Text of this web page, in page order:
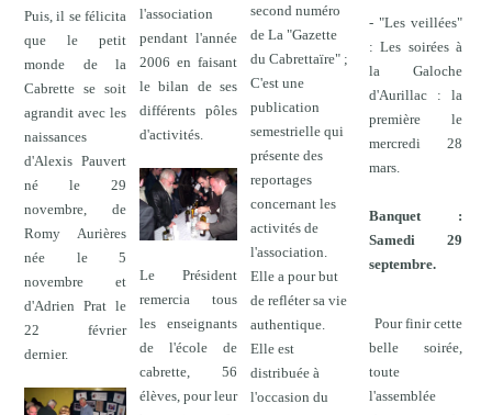
Puis, il se félicita
que le petit
monde de la
Cabrette se soit
agrandit avec les
naissances
d'Alexis Pauvert
né le 29
novembre, de
Romy Aurières
née le 5
novembre et
d'Adrien Prat le
22 février
dernier.
l'association
pendant l'année
2006 en faisant
le bilan de ses
différents pôles
d'activités.
Le Président
remercia tous
les enseignants
de l'école de
cabrette, 56
élèves, pour leur
second numéro
de La "Gazette
du Cabrettaïre" ;
C'est une
publication
semestrielle qui
présente des
reportages
concernant les
activités de
l'association.
Elle a pour but
de refléter sa vie
authentique.
Elle est
distribuée à
l'occasion du
- "Les veillées"
: Les soirées à
la Galoche
d'Aurillac : la
première le
mercredi 28
mars.
Banquet :
Samedi 29
septembre.
Pour finir cette
belle soirée,
toute
l'assemblée